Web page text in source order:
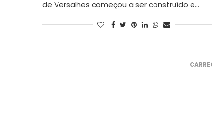
de Versalhes começou a ser construído e…